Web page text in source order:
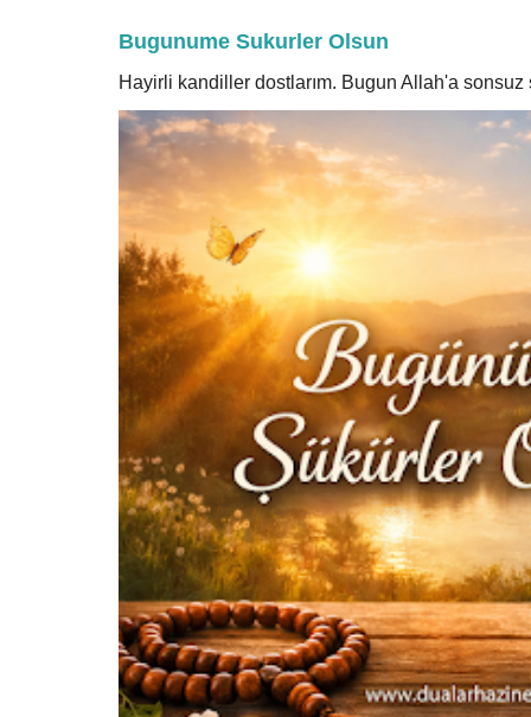
Bugunume Sukurler Olsun
Hayirli kandiller dostlarım. Bugun Allah'a